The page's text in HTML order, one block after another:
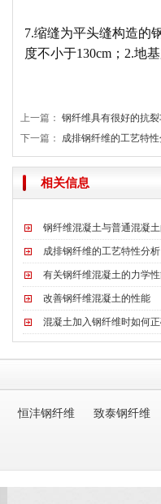
7.缩缝为平头缝构造的
度不小于130cm；2.地
上一篇： 钢纤维具有很好的抗
下一篇： 成排钢纤维的工艺特
相关信息
钢纤维混凝土与普通混凝
成排钢纤维的工艺特性分析
有关钢纤维混凝土的力学
改善钢纤维混凝土的性能
混凝土加入钢纤维时如何
恒沣钢纤维 致泰钢纤维